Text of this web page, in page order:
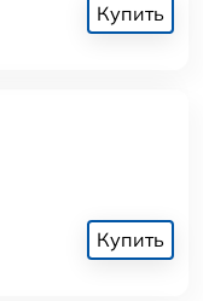
Купить
Купить